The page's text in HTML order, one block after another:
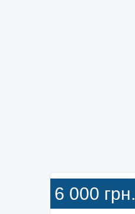
6 000 грн.